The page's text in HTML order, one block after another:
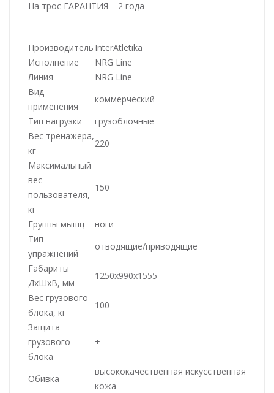
На трос ГАРАНТИЯ – 2 года
Производитель InterAtletika
Исполнение
NRG Line
Линия
NRG Line
Вид
применения
коммерческий
Тип нагрузки
грузоблочные
Вес тренажера,
кг
220
Максимальный
вес
пользователя,
кг
150
Группы мышц
ноги
Тип
упражнений
отводящие/приводящие
Габариты
ДхШхВ, мм
1250x990x1555
Вес грузового
блока, кг
100
Защита
грузового
блока
+
Обивка
высококачественная искусственная
кожа